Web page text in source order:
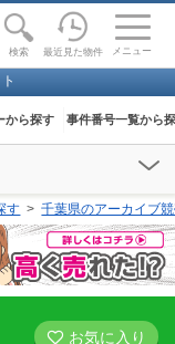
検索 最近見た物件 メニュー
から探す 事件番号一覧から
toggle
、能代、高知
す 千葉県のアーカイブ
お気に入り